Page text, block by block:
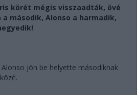
körét mégis visszaadták, övé
második, Alonso a harmadik,
jön be helyette másodiknak